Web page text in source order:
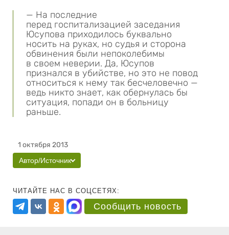
— На последние
перед госпитализацией заседания
Юсупова приходилось буквально
носить на руках, но судья и сторона
обвинения были непоколебимы
в своем неверии. Да, Юсупов
признался в убийстве, но это не повод
относиться к нему так бесчеловечно —
ведь никто знает, как обернулась бы
ситуация, попади он в больницу
раньше.
1 октября 2013
Автор/Источник
ЧИТАЙТЕ НАС В СОЦСЕТЯХ:
Сообщить новость